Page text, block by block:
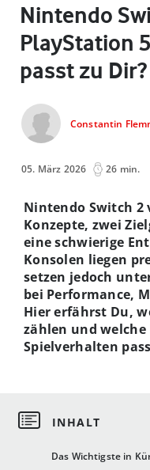
Nintendo
PlayStation
passt zu Dir?
Constantin
05. März 2026 26 min.
Das Wichtigste in
Nintendo Switch 2
Konzepte, zwei
eine schwierige
Konsolen liegen
setzen jedoch
bei Performance,
Hier erfährst Du,
zählen und welche
Spielverhalten